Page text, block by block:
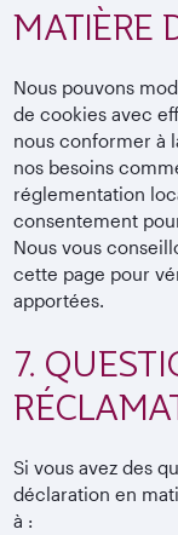
MATIÈRE
Nous pouvons
de cookies avec
nous conformer à
nos besoins
réglementation
consentement
Nous vous
cette page pour
apportées.
7.
Si vous avez des
déclaration en
à :